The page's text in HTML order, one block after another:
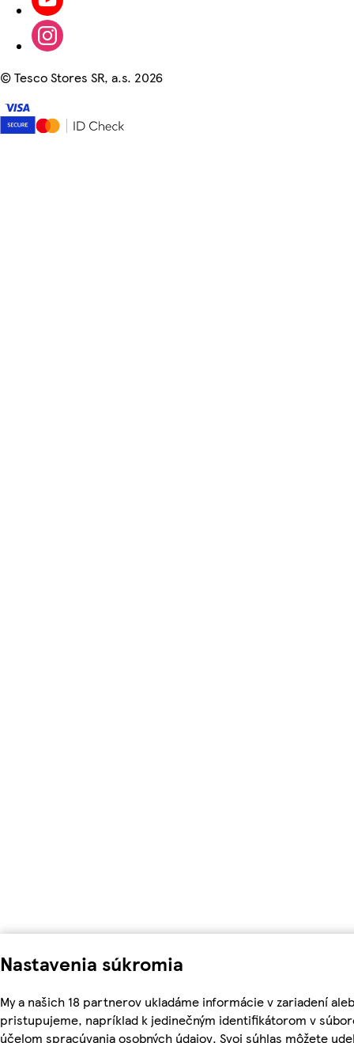
Nastavenia súkromia
My a našich 18 partnerov ukladáme informácie v zariadení
pristupujeme, napríklad k jedinečným identifikátorom v
účelom spracúvania osobných údajov. Svoj súhlas môžete
©Tesco Stores SR, a.s. 2026